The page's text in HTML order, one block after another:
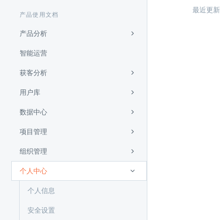
产品使用文档
产品分析
智能运营
获客分析
用户库
数据中心
项目管理
组织管理
个人中心
个人信息
安全设置
最近更新